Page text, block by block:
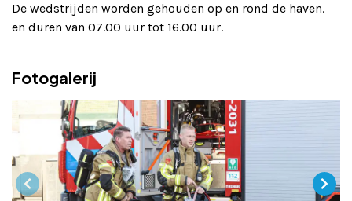
De wedstrijden worden gehouden op en rond de haven.
en duren van 07.00 uur tot 16.00 uur.
Fotogalerij